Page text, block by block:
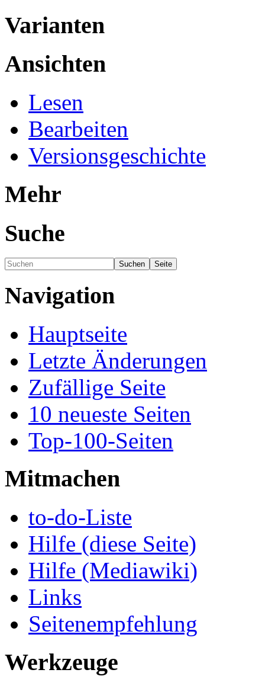
Varianten
Ansichten
Lesen
Bearbeiten
Versionsgeschichte
Mehr
Suche
Navigation
Hauptseite
Letzte Änderungen
Zufällige Seite
10 neueste Seiten
Top-100-Seiten
Mitmachen
to-do-Liste
Hilfe (diese Seite)
Hilfe (Mediawiki)
Links
Seitenempfehlung
Werkzeuge